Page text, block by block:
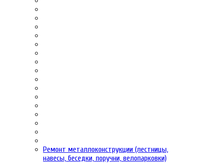
Ремонт металлоконструкции (лестницы,
навесы, беседки, поручни, велопарковки)